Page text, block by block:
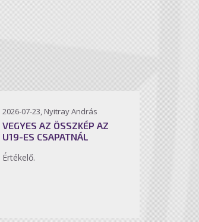
2026-07-23, Nyitray András
VEGYES AZ ÖSSZKÉP AZ
U19-ES CSAPATNÁL
Értékelő.